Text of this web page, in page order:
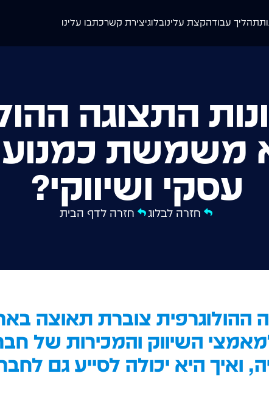
תהליך עבודהקצת עלינובלוגיצירת קשרכתבו עלינו
התצוגה
משמשת
עסקי ושיווקי?
חזרה לבלוג חזרה לדף הבית
ההולוגרפית צוברת תאוצה
השיווק והמכירות של
ואיך היא יכולה לסייע גם